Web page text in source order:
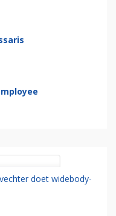
doet widebody-